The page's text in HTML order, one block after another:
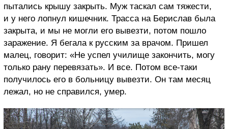
пытались крышу закрыть. Муж таскал сам тяжести,
и у него лопнул кишечник. Трасса на Берислав была
закрыта, и мы не могли его вывезти, потом пошло
заражение. Я бегала к русским за врачом. Пришел
малец, говорит: «Не успел училище закончить, могу
только рану перевязать». И все. Потом все-таки
получилось его в больницу вывезти. Он там месяц
лежал, но не справился, умер.